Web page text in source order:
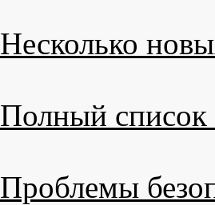
Несколько
Полный список
Проблемы